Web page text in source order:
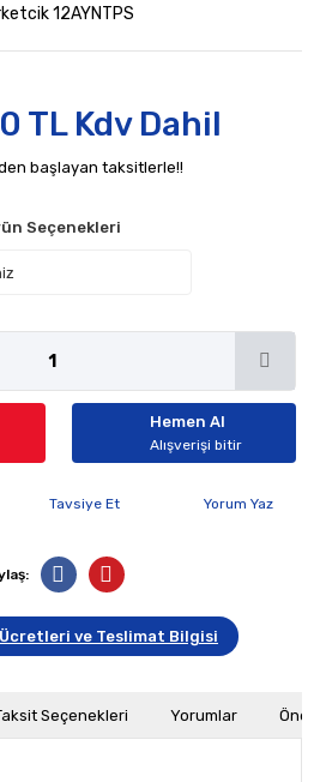
12AYNTPS
TL Kdv Dahil
başlayan taksitlerle!!
Seçenekleri
Hemen Al
Alışverişi bitir
Tavsiye Et Yorum Yaz
ve Teslimat Bilgisi
Seçenekleri Yorumlar